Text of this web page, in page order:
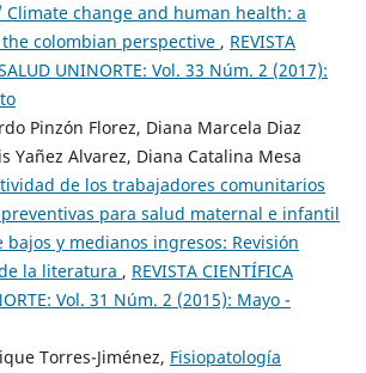
change and human health: a
colombian perspective , REVISTA
UNINORTE: Vol. 33 Núm. 2 (2017):
Pinzón Florez, Diana Marcela Diaz
Yañez Alvarez, Diana Catalina Mesa
de los trabajadores comunitarios
para salud maternal e infantil
bajos y medianos ingresos: Revisión
la literatura , REVISTA CIENTÍFICA
Vol. 31 Núm. 2 (2015): Mayo -
Torres-Jiménez, Fisiopatología